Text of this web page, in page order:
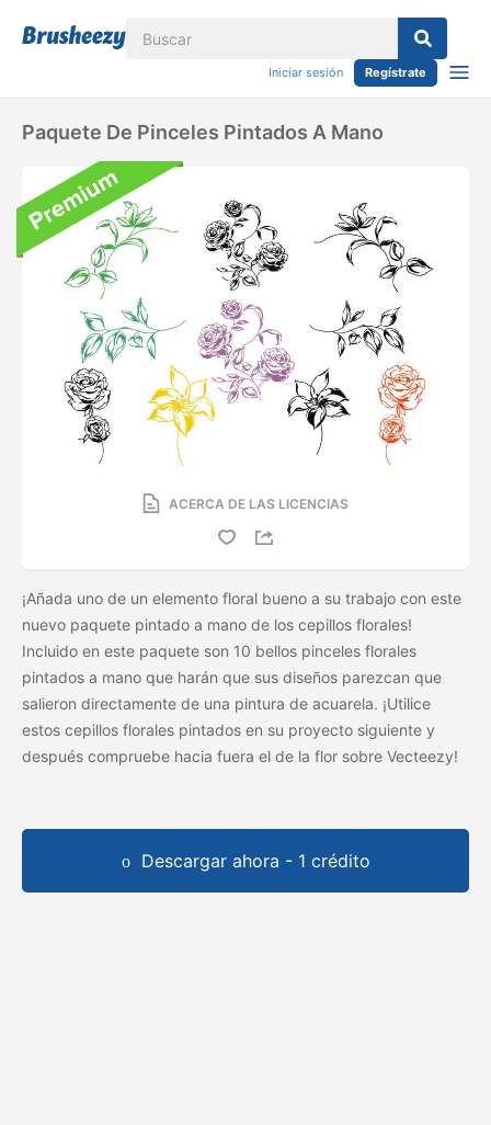
Iniciar sesión Regístrate
Paquete De Pinceles Pintados A Mano
ACERCA DE LAS LICENCIAS
¡Añada uno de un elemento floral bueno a su trabajo con este
nuevo paquete pintado a mano de los cepillos florales!
Incluido en este paquete son 10 bellos pinceles florales
pintados a mano que harán que sus diseños parezcan que
salieron directamente de una pintura de acuarela. ¡Utilice
estos cepillos florales pintados en su proyecto siguiente y
después compruebe hacia fuera el de la flor sobre Vecteezy!
Descargar ahora - 1 crédito